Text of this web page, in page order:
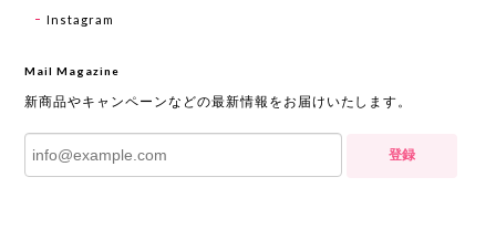
Instagram
Mail Magazine
新商品やキャンペーンなどの最新情報をお届けいたします。
登録